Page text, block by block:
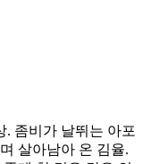
. 좀비가 날뛰는 아포
살아남아 온 김율.